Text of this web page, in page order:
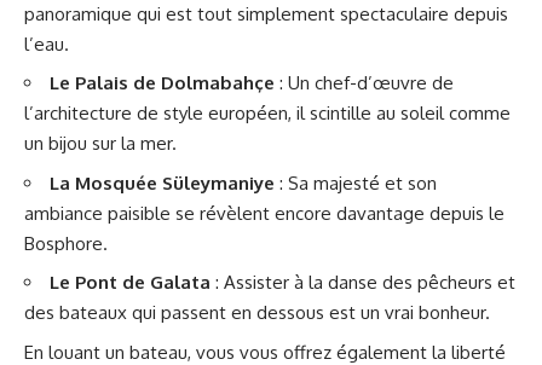
panoramique qui est tout simplement spectaculaire depuis
l’eau.
Le Palais de Dolmabahçe : Un chef-d’œuvre de
l’architecture de style européen, il scintille au soleil comme
un bijou sur la mer.
La Mosquée Süleymaniye : Sa majesté et son
ambiance paisible se révèlent encore davantage depuis le
Bosphore.
Le Pont de Galata : Assister à la danse des pêcheurs et
des bateaux qui passent en dessous est un vrai bonheur.
En louant un bateau, vous vous offrez également la liberté